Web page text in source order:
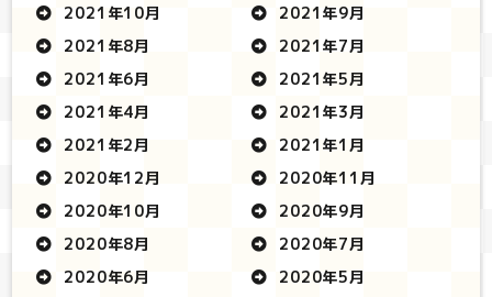
2021年10月
2021年9月
2021年8月
2021年7月
2021年6月
2021年5月
2021年4月
2021年3月
2021年2月
2021年1月
2020年12月
2020年11月
2020年10月
2020年9月
2020年8月
2020年7月
2020年6月
2020年5月